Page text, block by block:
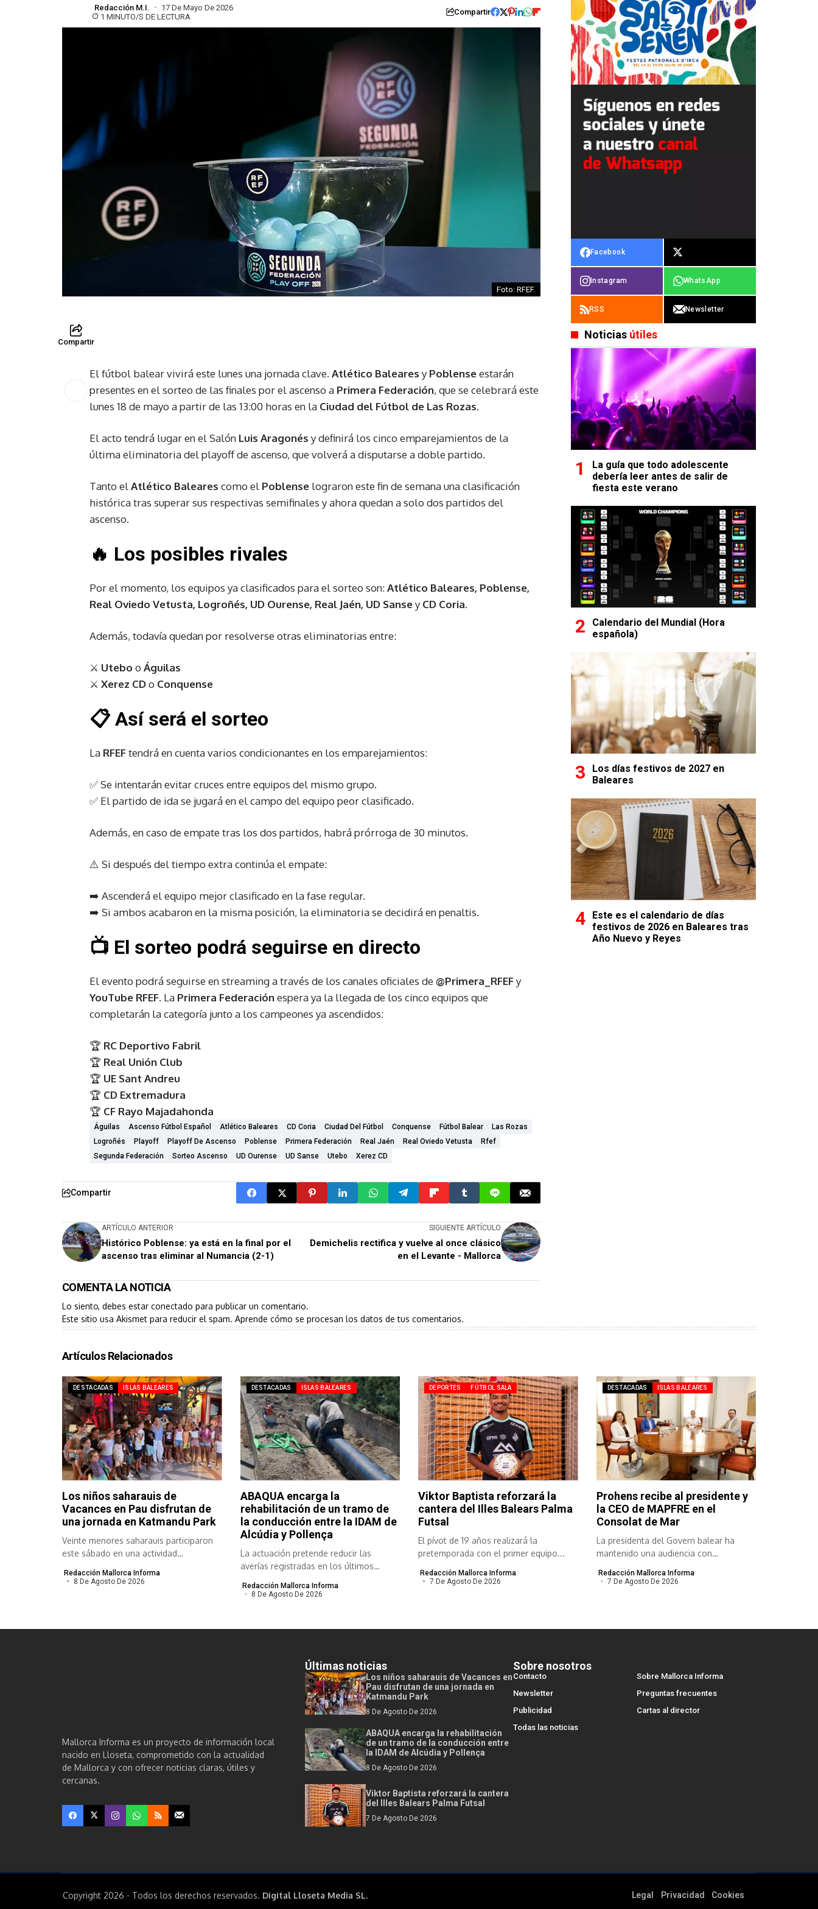
Redacción M.I.
17 De Mayo De 2026
1 MINUTO/S DE LECTURA
Compartir
Foto: RFEF.
Compartir
El fútbol balear vivirá este lunes una jornada clave. Atlético Baleares y Poblenseestarán
presentes en el sorteo de las finales por el ascenso a Primera Federación, que se celebrará este
lunes 18 de mayo a partir de las 13:00 horas en la Ciudad del Fútbol de Las Rozas.
El acto tendrá lugar en el Salón Luis Aragonés y definirá los cinco emparejamientos de la
última eliminatoria del playoff de ascenso, que volverá a disputarse a doble partido.
Tanto elAtlético Baleares como el Poblense lograron este fin de semana una clasificación
histórica tras superar sus respectivas semifinales y ahora quedan a solo dos partidos del
ascenso.
🔥 Los posibles rivales
Por el momento, los equipos ya clasificados para el sorteo son:Atlético Baleares, Poblense,
Real Oviedo Vetusta, Logroñés, UD Ourense, Real Jaén, UD Sansey CD Coria.
Además, todavía quedan por resolverse otras eliminatorias entre:
⚔️ Utebo o Águilas
⚔️ Xerez CDo Conquense
📋 Así será el sorteo
La RFEF tendrá en cuenta varios condicionantes en los emparejamientos:
✅ Se intentarán evitar cruces entre equipos del mismo grupo.
✅ El partido de ida se jugará en el campo del equipo peor clasificado.
Además, en caso de empate tras los dos partidos, habrá prórroga de 30 minutos.
⚠️ Si después del tiempo extra continúa el empate:
➡️ Ascenderá el equipo mejor clasificado en la fase regular.
➡️ Si ambos acabaron en la misma posición, la eliminatoria se decidirá en penaltis.
📺 El sorteo podrá seguirse en directo
El evento podrá seguirse en streaming a través de los canales oficiales de @Primera_RFEF y
YouTube RFEF. La Primera Federaciónespera ya la llegada de los cinco equipos que
completarán la categoría junto a los campeones ya ascendidos:
🏆 RC Deportivo Fabril
🏆 Real Unión Club
🏆 UE Sant Andreu
🏆 CD Extremadura
🏆 CF Rayo Majadahonda
Águilas Ascenso Fútbol Español Atlético Baleares CD Coria Ciudad Del Fútbol Conquense Fútbol Balear
Las Rozas
Logroñés
Playoff Playoff De Ascenso Poblense Primera Federación Real Jaén Real Oviedo Vetusta
Rfef
Segunda Federación
Sorteo Ascenso UD Ourense UD Sanse Utebo Xerez CD
Compartir
ARTÍCULO ANTERIOR
Histórico Poblense: ya está en la final por el
ascenso tras eliminar al Numancia (2-1)
SIGUIENTE ARTÍCULO
Demichelis rectifica y vuelve al once clásico
en el Levante - Mallorca
COMENTA LA NOTICIA
Lo siento, debes estar conectado para publicar un comentario.
Este sitio usa Akismet para reducir el spam. Aprende cómo se procesan los datos de tus comentarios.
Facebook
Instagram WhatsApp
RSS Newsletter
Noticias útiles
La guía que todo adolescente
debería leer antes de salir de
fiesta este verano
Calendario del Mundial (Hora
española)
Los días festivos de 2027 en
Baleares
Este es el calendario de días
festivos de 2026 en Baleares tras
Año Nuevo y Reyes
Artículos Relacionados
DESTACADAS ISLAS BALEARES
Los niños saharauis de
Vacances en Pau disfrutan de
una jornada en Katmandu Park
Veinte menores saharauis participaron
este sábado en una actividad
Redacción Mallorca Informa
8 De Agosto De 2026
DESTACADAS ISLAS BALEARES
ABAQUA encarga la
rehabilitación de un tramo de
la conducción entre la IDAM de
Alcúdia y Pollença
La actuación pretende reducir las
averías registradas en los últimos
Redacción Mallorca Informa
8 De Agosto De 2026
DEPORTES FÚTBOL SALA
Viktor Baptista reforzará la
cantera del Illes Balears Palma
Futsal
El pívot de 19 años realizará la
pretemporada con el primer equipo...
Redacción Mallorca Informa
7 De Agosto De 2026
DESTACADAS ISLAS BALEARES
Prohens recibe al presidente y
la CEO de MAPFRE en el
Consolat de Mar
La presidenta del Govern balear ha
mantenido una audiencia con
Redacción Mallorca Informa
7 De Agosto De 2026
Mallorca Informa es un proyecto de información local
nacido en Lloseta, comprometido con la actualidad
de Mallorca y con ofrecer noticias claras, útiles y
cercanas.
Últimas noticias
Los niños saharauis de Vacances en
Pau disfrutan de una jornada en
Katmandu Park
8 De Agosto De 2026
ABAQUA encarga la rehabilitación
de un tramo de la conducción entre
la IDAM de Alcúdia y Pollença
8 De Agosto De 2026
Viktor Baptista reforzará la cantera
del Illes Balears Palma Futsal
7 De Agosto De 2026
Sobre nosotros
Contacto
Sobre Mallorca Informa
Newsletter
Preguntas frecuentes
Publicidad
Cartas al director
Todas las noticias
Copyright 2026 - Todos los derechos reservados. Digital Lloseta Media SL. Legal Privacidad Cookies